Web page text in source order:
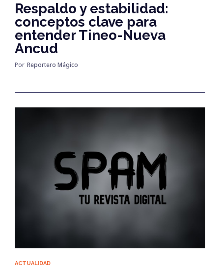
Respaldo y estabilidad:
conceptos clave para
entender Tineo-Nueva
Ancud
Por Reportero Mágico
ACTUALIDAD